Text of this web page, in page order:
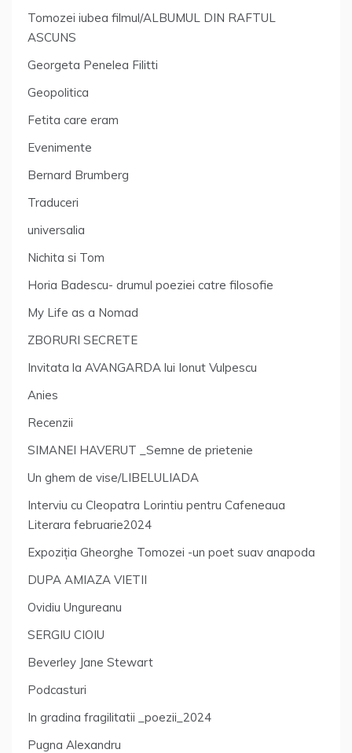
Tomozei iubea filmul/ALBUMUL DIN RAFTUL
ASCUNS
Georgeta Penelea Filitti
Geopolitica
Fetita care eram
Evenimente
Bernard Brumberg
Traduceri
universalia
Nichita si Tom
Horia Badescu- drumul poeziei catre filosofie
My Life as a Nomad
ZBORURI SECRETE
Invitata la AVANGARDA lui Ionut Vulpescu
Anies
Recenzii
SIMANEI HAVERUT _Semne de prietenie
Un ghem de vise/LIBELULIADA
Interviu cu Cleopatra Lorintiu pentru Cafeneaua
Literara februarie2024
Expoziția Gheorghe Tomozei -un poet suav anapoda
DUPA AMIAZA VIETII
Ovidiu Ungureanu
SERGIU CIOIU
Beverley Jane Stewart
Podcasturi
In gradina fragilitatii _poezii_2024
Pugna Alexandru